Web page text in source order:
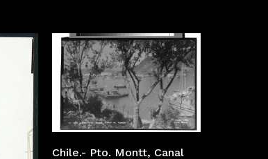
Chile.- Pto. Montt, Canal